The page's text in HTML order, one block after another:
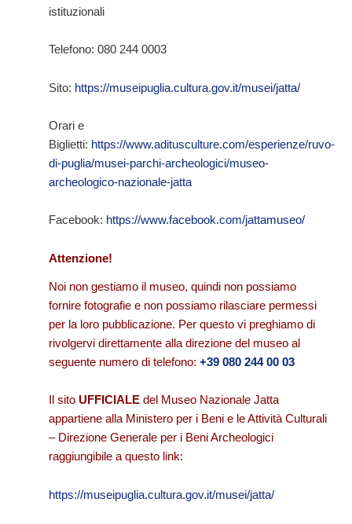
istituzionali
Telefono: 080 244 0003
Sito: https://museipuglia.cultura.gov.it/musei/jatta/
Orari e
Biglietti: https://www.aditusculture.com/esperienze/ruvo-
di-puglia/musei-parchi-archeologici/museo-
archeologico-nazionale-jatta
Facebook: https://www.facebook.com/jattamuseo/
Attenzione!
Noi non gestiamo il museo, quindi non possiamo
fornire fotografie e non possiamo rilasciare permessi
per la loro pubblicazione. Per questo vi preghiamo di
rivolgervi direttamente alla direzione del museo al
seguente numero di telefono: +39 080 244 00 03
Il sito UFFICIALEdel Museo Nazionale Jatta
appartiene alla Ministero per i Beni e le Attività Culturali
– Direzione Generale per i Beni Archeologici
raggiungibile a questo link:
https://museipuglia.cultura.gov.it/musei/jatta/